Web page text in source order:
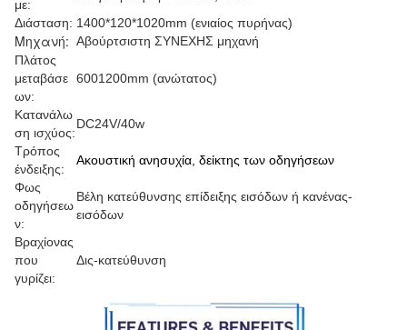
με:
Διάσταση: 1400*120*1020mm (ενιαίος πυρήνας)
Μηχανή: Αβούρτσιστη ΣΥΝΕΧΗΣ μηχανή
Πλάτος
μεταβάσε
ων:
6001200mm (ανώτατος)
Κατανάλω
ση ισχύος:
DC24V/40w
Τρόπος
ένδειξης:
Ακουστική ανησυχία, δείκτης των οδηγήσεων
Φως
οδηγήσεω
ν:
Βέλη κατεύθυνσης επίδειξης εισόδων ή κανένας-
εισόδων
Βραχίονας
που
γυρίζει:
Δις-κατεύθυνση